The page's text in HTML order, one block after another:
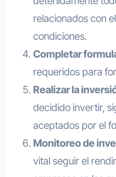
relacionados con
condiciones.
Completar
requeridos para
Realizar la
decidido invertir,
aceptados por el
Monitoreo de
vital seguir el